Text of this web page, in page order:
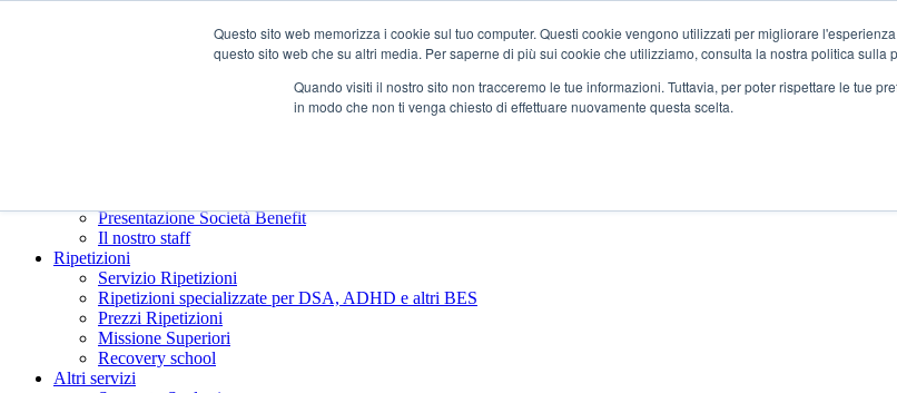
Questo sito web memorizza i cookie sul tuo computer. Questi cookie vengono utilizzati per migliorare
questo sito web che su altri media. Per saperne di più sui cookie che utilizziamo, consulta la nostra politica sulla
Quando visiti il ​​nostro sito non tracceremo le tue informazioni. Tuttavia, per poter rispettare le tue
in modo che non ti venga chiesto di effettuare nuovamente questa scelta.
Presentazione Società Benefit
Il nostro staff
Ripetizioni
Servizio Ripetizioni
Ripetizioni specializzate per DSA, ADHD e altri BES
Prezzi Ripetizioni
Missione Superiori
Recovery school
Altri servizi